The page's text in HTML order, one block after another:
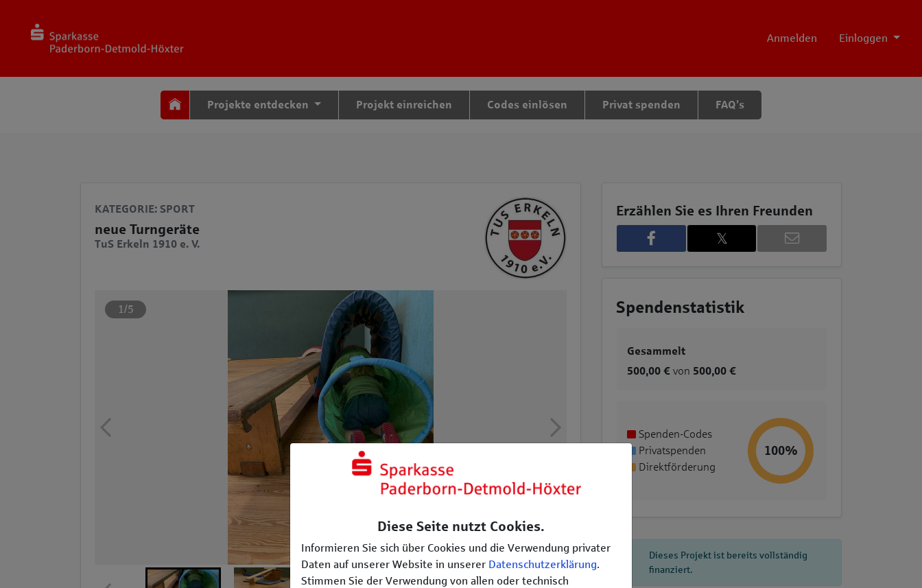
Seite
Diese Seite nutzt Cookies.
Informieren Sie sich über Cookies und die Verwendung privater
Daten auf unserer Website in unserer Datenschutzerklärung.
Stimmen Sie der Verwendung von allen oder technisch
Anmelden Einloggen
Projekte entdecken Projekt einreichen Codes einlösen Privat spenden FAQ’s
KATEGORIE: SPORT
neue Turngeräte
TuS Erkeln 1910 e. V.
1/5 2/5
Erzählen Sie es Ihren Freunden
𝕏
Spendenstatistik
Gesammelt
500,00 € von 500,00 €
Spenden-Codes
Privatspenden
Direktförderung
100%
Dieses Projekt ist bereits vollständig
finanziert.